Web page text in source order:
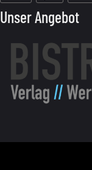
Unser Angebot